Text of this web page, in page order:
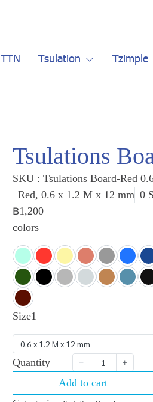
TTN Tsulation Tzimple
Tsulations
SKU : Tsulations Board-Red
Red, 0.6 x 1.2 M x 12 mm 0
฿1,200
colors
Size1
0.6 x 1.2 M x 12 mm
Quantity
Add to cart